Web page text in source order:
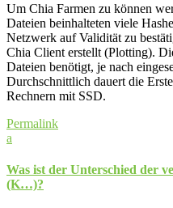
Um Chia Farmen zu können
Dateien beinhalteten viele
Netzwerk auf Validität zu
Chia Client erstellt (Plotting).
Dateien benötigt, je nach
Durchschnittlich dauert die
Rechnern mit SSD.
Permalink
a
Was ist der Unterschied der
(K…)?